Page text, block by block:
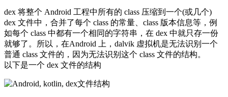
dex 将整个 Android 工程中所有的 class 压缩到一个(或几个)
dex 文件中，合并了每个 class 的常量、class 版本信息等，例
如每个 class 中都有一个相同的字符串，在 dex 中就只存一份
就够了。所以，在Android 上，dalvik 虚拟机是无法识别一个
普通 class 文件的，因为无法识别这个 class 文件的结构。
以下是一个 dex 文件的结构